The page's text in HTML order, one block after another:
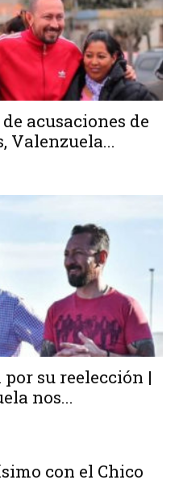
acusaciones de
Valenzuela...
su reelección |
nos...
con el Chico